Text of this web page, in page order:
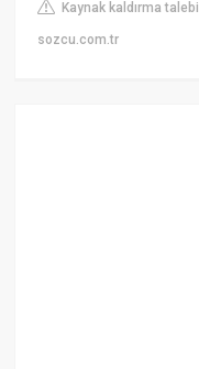
Kaynak kaldırma talebi
sozcu.com.tr